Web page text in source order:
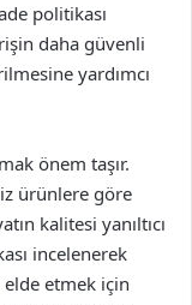
politikası
daha güvenli
yardımcı
önem taşır.
ürünlere göre
kalitesi yanıltıcı
incelenerek
elde etmek için